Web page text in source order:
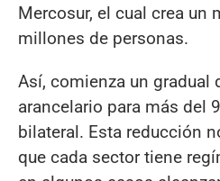
Mercosur, el cual crea un
millones de personas.
Así, comienza un gradual
arancelario para más del
bilateral. Esta reducción
que cada sector tiene